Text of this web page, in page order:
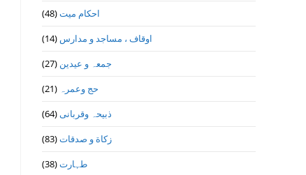
احکام میت(48)
اوقاف ، مساجد و مدارس (14)
جمعہ و عیدین (27)
حج وعمرہ (21)
ذبیحہ وقربانی(64)
زکاة و صدقات(83)
طہارت(38)